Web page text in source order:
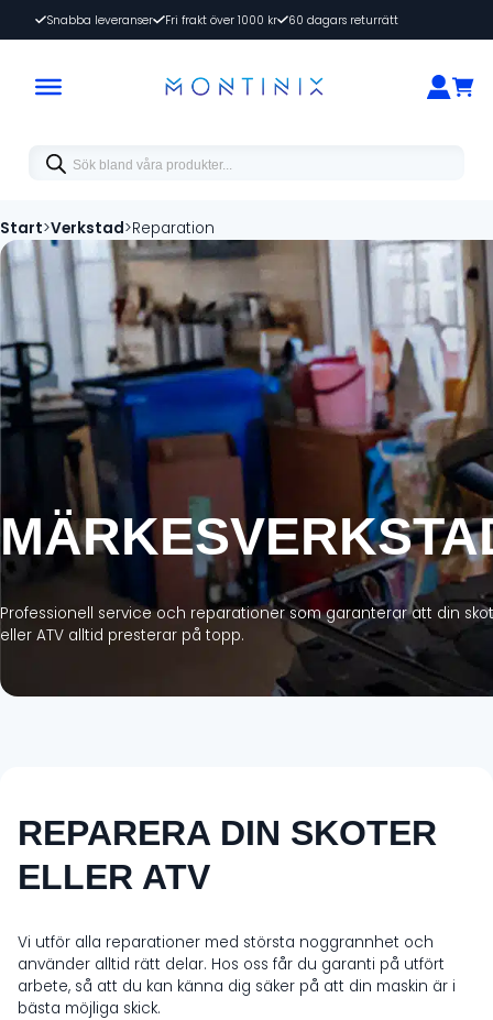
Snabba leveranser Fri frakt över 1000 kr 60 dagars returrätt
Products
search
Start>Verkstad>Reparation
Professionell service och reparationer som garanterar att din
eller ATV alltid presterar på topp.
REPARERA DIN SKOTER
ELLER ATV
Vi utför alla reparationer med största noggrannhet och
använder alltid rätt delar. Hos oss får du garanti på utfört
arbete, så att du kan känna dig säker på att din maskin är i
bästa möjliga skick.